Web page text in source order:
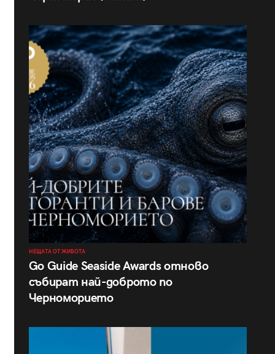
НЕЩАТА ОТ ЖИВОТА
Go Guide Seaside Awards отново
събират най-доброто по
Черноморието